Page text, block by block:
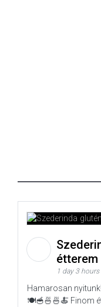
étterem
1 day 3 hours
Hamarosan
🍽️🥣🍜🍜🍝 Finom